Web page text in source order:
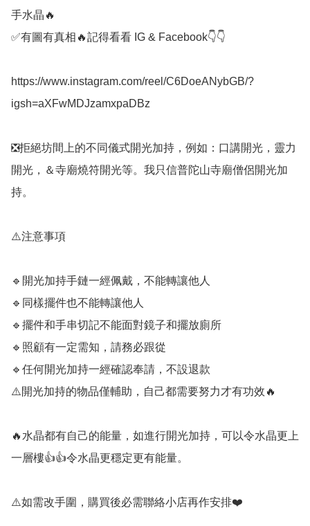
手水晶🔥
✅️有圖有真相🔥記得看看 IG & Facebook👇👇
https://www.instagram.com/reel/C6DoeANybGB/?
igsh=aXFwMDJzamxpaDBz
❎️拒絕坊間上的不同儀式開光加持，例如：口講開光，靈力
開光，＆寺廟燒符開光等。我只信普陀山寺廟僧侶開光加
持。
⚠️注意事項
🔹️開光加持手鏈一經佩戴，不能轉讓他人
🔹️同樣擺件也不能轉讓他人
🔹️擺件和手串切記不能面對鏡子和擺放廁所
🔹️照顧有一定需知，請務必跟從
🔹️任何開光加持一經確認奉請，不設退款
⚠️開光加持的物品僅輔助，自己都需要努力才有功效🔥
🔥水晶都有自己的能量，如進行開光加持，可以令水晶更上
一層樓👍👍令水晶更穩定更有能量。
⚠️如需改手圍，購買後必需聯絡小店再作安排❤️